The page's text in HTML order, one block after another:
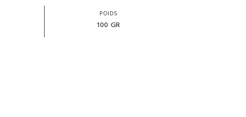
POIDS
100 GR